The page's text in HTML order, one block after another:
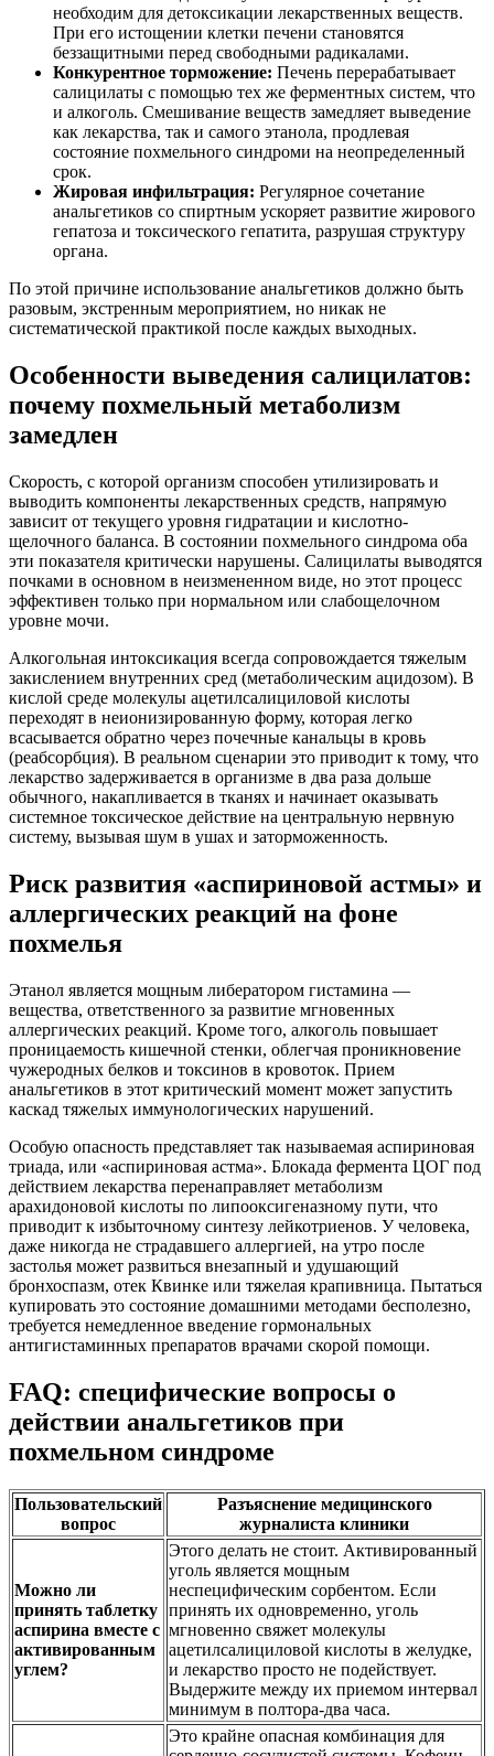
необходим для детоксикации лекарственных веществ.
При его истощении клетки печени становятся
беззащитными перед свободными радикалами.
Конкурентное торможение: Печень перерабатывает
салицилаты с помощью тех же ферментных систем, что
и алкоголь. Смешивание веществ замедляет выведение
как лекарства, так и самого этанола, продлевая
состояние похмельного синдроми на неопределенный
срок.
Жировая инфильтрация: Регулярное сочетание
анальгетиков со спиртным ускоряет развитие жирового
гепатоза и токсического гепатита, разрушая структуру
органа.
По этой причине использование анальгетиков должно быть
разовым, экстренным мероприятием, но никак не
систематической практикой после каждых выходных.
Особенности выведения салицилатов:
почему похмельный метаболизм
замедлен
Скорость, с которой организм способен утилизировать и
выводить компоненты лекарственных средств, напрямую
зависит от текущего уровня гидратации и кислотно-
щелочного баланса. В состоянии похмельного синдрома оба
эти показателя критически нарушены. Салицилаты выводятся
почками в основном в неизмененном виде, но этот процесс
эффективен только при нормальном или слабощелочном
уровне мочи.
Алкогольная интоксикация всегда сопровождается тяжелым
закислением внутренних сред (метаболическим ацидозом). В
кислой среде молекулы ацетилсалициловой кислоты
переходят в неионизированную форму, которая легко
всасывается обратно через почечные канальцы в кровь
(реабсорбция). В реальном сценарии это приводит к тому, что
лекарство задерживается в организме в два раза дольше
обычного, накапливается в тканях и начинает оказывать
системное токсическое действие на центральную нервную
систему, вызывая шум в ушах и заторможенность.
Риск развития «аспириновой астмы» и
аллергических реакций на фоне
похмелья
Этанол является мощным либератором гистамина —
вещества, ответственного за развитие мгновенных
аллергических реакций. Кроме того, алкоголь повышает
проницаемость кишечной стенки, облегчая проникновение
чужеродных белков и токсинов в кровоток. Прием
анальгетиков в этот критический момент может запустить
каскад тяжелых иммунологических нарушений.
Особую опасность представляет так называемая аспириновая
триада, или «аспириновая астма». Блокада фермента ЦОГ под
действием лекарства перенаправляет метаболизм
арахидоновой кислоты по липооксигеназному пути, что
приводит к избыточному синтезу лейкотриенов. У человека,
даже никогда не страдавшего аллергией, на утро после
застолья может развиться внезапный и удушающий
бронхоспазм, отек Квинке или тяжелая крапивница. Пытаться
купировать это состояние домашними методами бесполезно,
требуется немедленное введение гормональных
антигистаминных препаратов врачами скорой помощи.
FAQ: специфические вопросы о
действии анальгетиков при
похмельном синдроме
Пользовательский
вопрос
Разъяснение медицинского
журналиста клиники
Можно ли
принять таблетку
аспирина вместе с
активированным
углем?
Этого делать не стоит. Активированный
уголь является мощным
неспецифическим сорбентом. Если
принять их одновременно, уголь
мгновенно свяжет молекулы
ацетилсалициловой кислоты в желудке,
и лекарство просто не подействует.
Выдержите между их приемом интервал
минимум в полтора-два часа.
Это крайне опасная комбинация для